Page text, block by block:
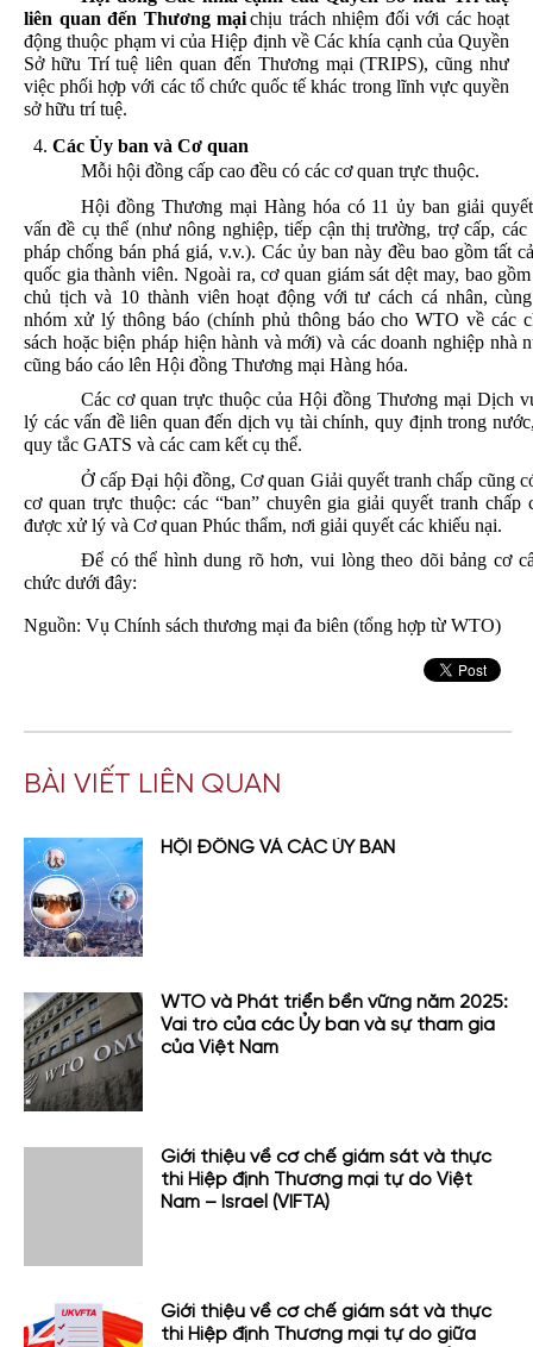
liên quan đến Thương mạichịu trách nhiệm đối với các hoạt
động thuộc phạmvi của Hiệp định vềCáckhía cạnh của Quyền
Sở hữu Trítuệ liên quan đến Thương mại (TRIPS),cũng như
việc phối hợp với các tổ chức quốc tế khác trong lĩnh vực quyền
sở hữu trí tuệ.
Các Ủy ban và Cơ quan
Mỗi hội đồng cấp cao đều có các cơ quan trực thuộc.
Hội đồngThương mại Hàng hóa có11ủy ban giải quyết
vấn đề cụ thể (như nông nghiệp,tiếp cận thị trường, trợ cấp, các
pháp chống bán phá giá, v.v.). Các ủybannày đều bao gồm tất
quốc gia thành viên. Ngoài ra,cơ quan giám sát dệt may, bao gồm
chủ tịch và 10 thành viên hoạt động với tư cách cá nhân,cùng
nhóm xử lý thông báo(chính phủ thông báo cho WTOvề các
sách hoặc biện pháp hiện hành và mới) và các doanh nghiệp nhà
cũng báo cáo lên Hội đồng Thương mại Hàng hóa.
Các cơ quan trực thuộc của Hội đồng Thương mại Dịch
lý các vấn đề liên quan đến dịch vụ tài chính,quy định trong nước
quy tắc GATS và các cam kết cụ thể.
Ởcấp Đại hội đồng,Cơ quan Giải quyết tranh chấp cũng
cơ quan trực thuộc: các“ban” chuyên gia giải quyết tranh chấp
được xử lý và Cơ quan Phúc thẩm, nơi giải quyết các khiếu nại.
Để có thể hìnhdung rõ hơn,vui lòng theo dõi bảng cơ
chức dưới đây:
Nguồn: Vụ Chính sách thương mại đa biên (tổng hợp từ WTO)
BÀI VIẾT LIÊN QUAN
HỘI ĐỒNG VÀ CÁC ỦY BAN
WTO và Phát triển bền vững năm 2025:
Vai trò của các Ủy ban và sự tham gia
của Việt Nam
Giới thiệu về cơ chế giám sát và thực
thi Hiệp định Thương mại tự do Việt
Nam – Israel (VIFTA)
Giới thiệu về cơ chế giám sát và thực
thi Hiệp định Thương mại tự do giữa